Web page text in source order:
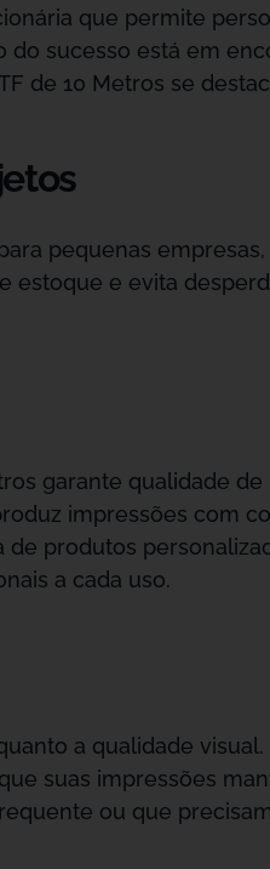
que permite
sucesso está em
de 10 Metros se
pequenas
estoque e evita
garante qualidade
impressões com
produtos
a cada uso.
a qualidade
suas impressões
ou que